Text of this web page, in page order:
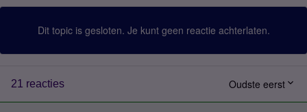
Dit topic is gesloten. Je kunt geen reactie achterlaten.
21 reacties Oudste eerst